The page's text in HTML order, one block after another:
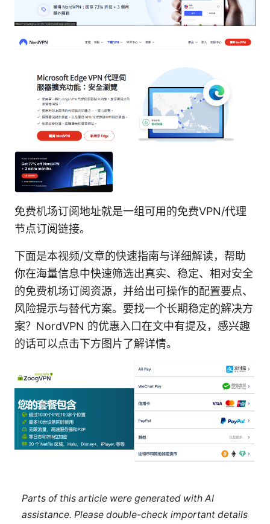
免费机场订阅地址就是一组可用的免费VPN/代理
节点订阅链接。
下面是本视频/文章的快速指南与详细解读，帮助
你在海量信息中快速筛选出真实、稳定、相对安全
的免费机场订阅资源，并给出可操作的配置要点、
风险提示与替代方案。要找一个长期稳定的解决方
案？NordVPN 的优惠入口在文中有提及，感兴趣
的话可以点击下方图片了解详情。
Parts of this article were generated with AI
assistance. Please double-check important details